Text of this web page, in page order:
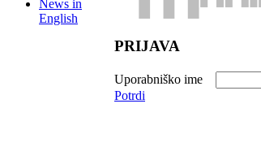
News in
English
PRIJAVA
Uporabniško ime
Potrdi